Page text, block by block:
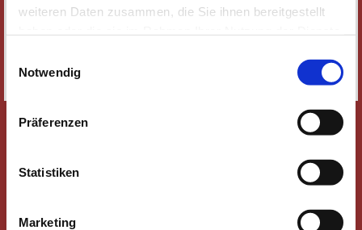
weiteren Daten zusammen, die Sie ihnen bereitgestellt
Datenschutzhinweise
Notwendig
Präferenzen
Statistiken
Marketing
SOZIALE MEDIEN
IMPRESSUM